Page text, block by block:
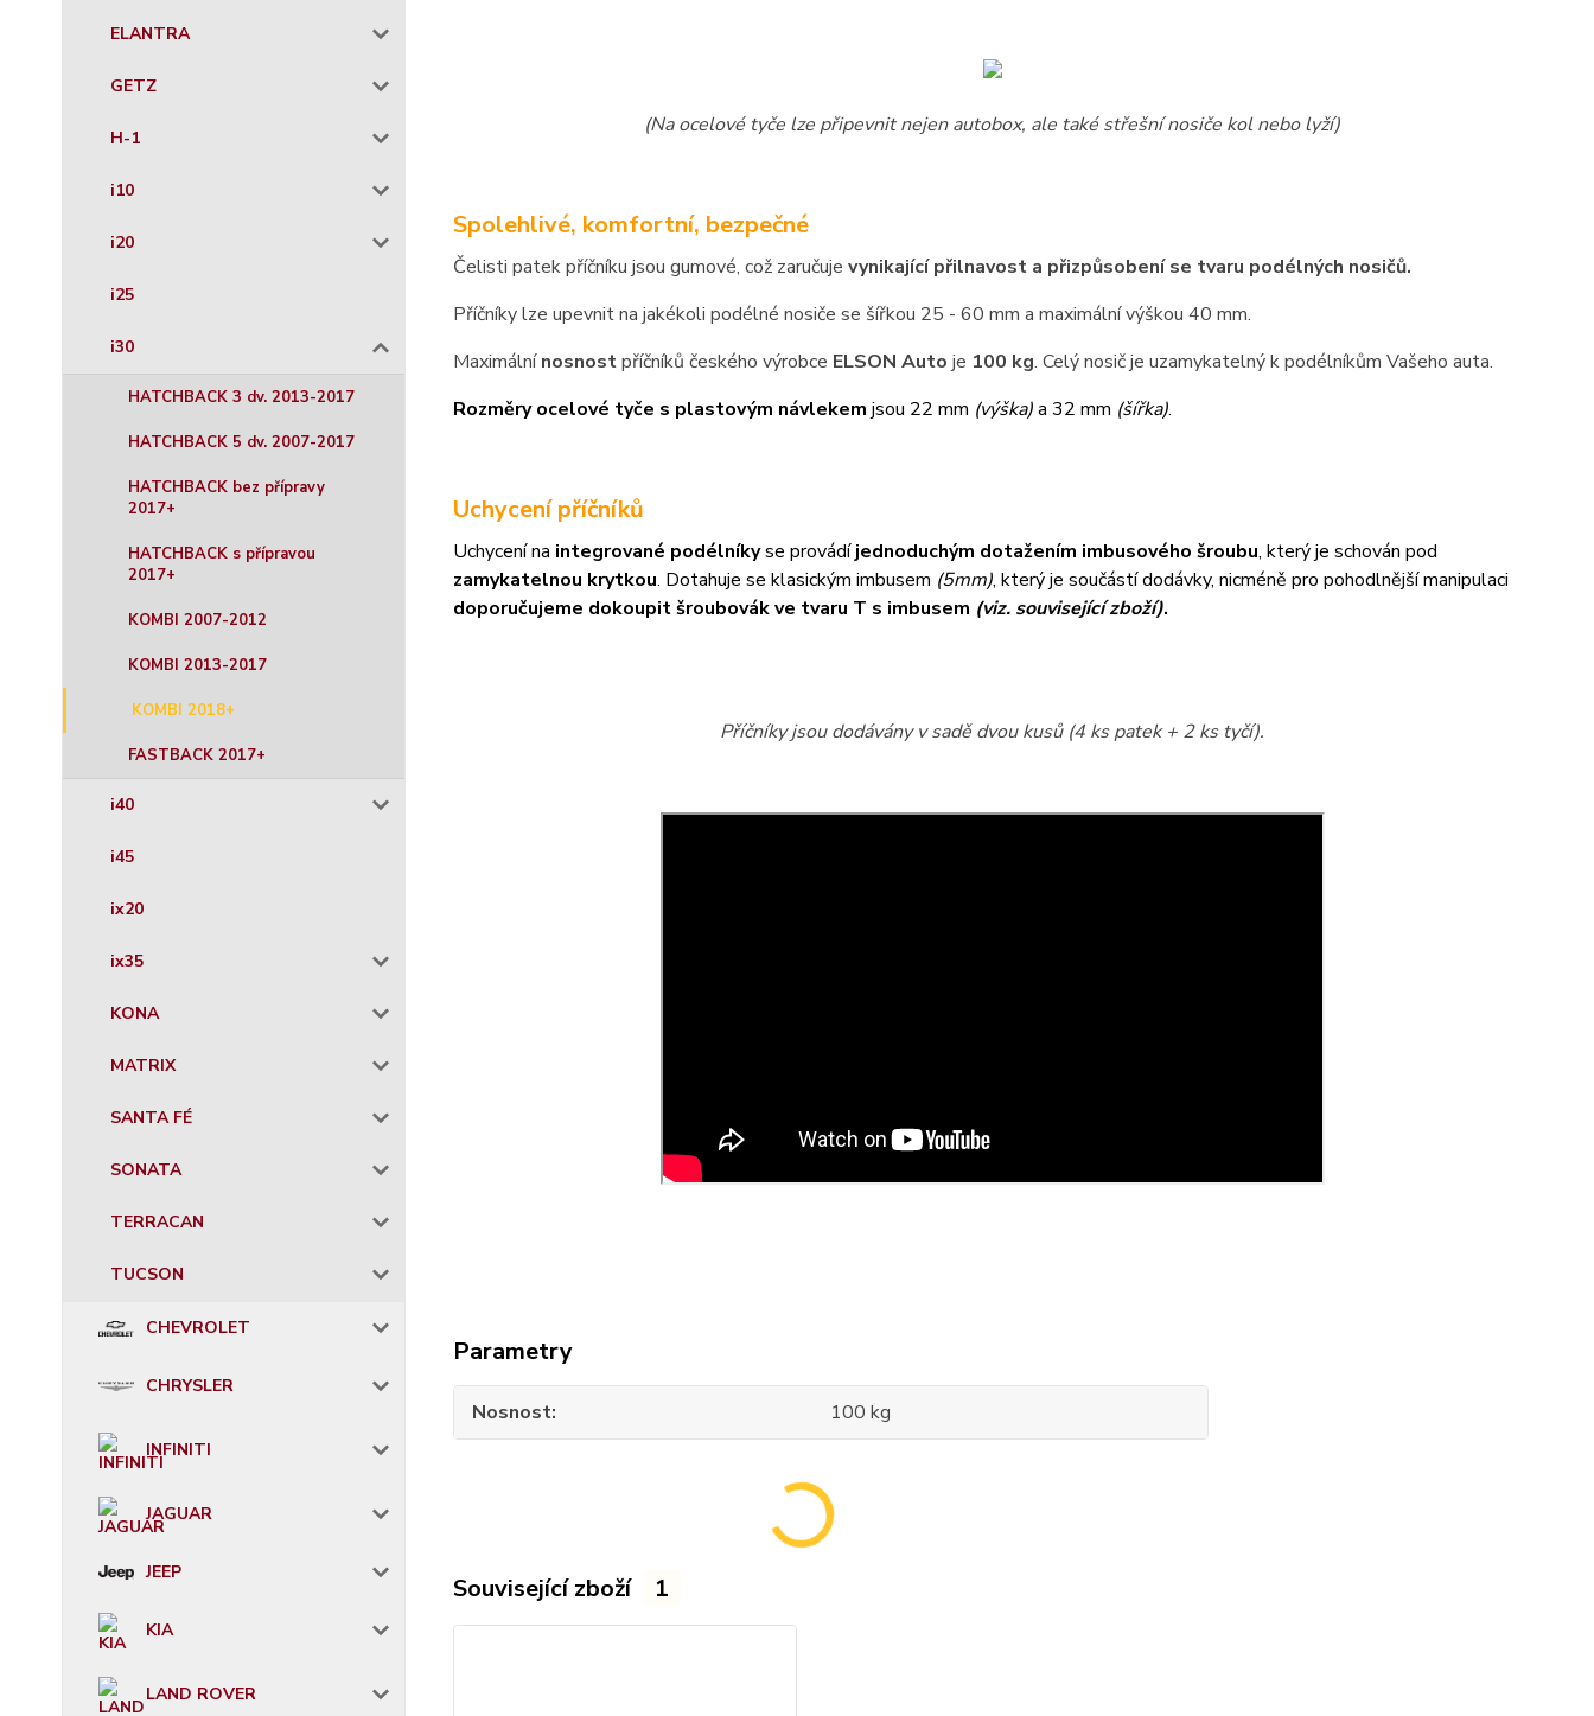
ELANTRA
GETZ
H-1
i10
i20
i25
i30
HATCHBACK 3 dv. 2013-2017
HATCHBACK 5 dv. 2007-2017
HATCHBACK bez přípravy
2017+
HATCHBACK s přípravou
2017+
KOMBI 2007-2012
KOMBI 2013-2017
KOMBI 2018+
FASTBACK 2017+
i40
i45
ix20
ix35
KONA
MATRIX
SANTA FÉ
SONATA
TERRACAN
TUCSON
CHEVROLET
CHRYSLER
INFINITI
JAGUAR
JEEP
KIA
LAND ROVER
(Na ocelové tyče lze připevnit nejen autobox, ale také střešní nosiče kol nebo lyží)
Spolehlivé, komfortní, bezpečné
Čelisti patek příčníku jsou gumové, což zaručuje vynikající přilnavost a přizpůsobení se tvaru podélných nosičů.
Příčníky lze upevnit na jakékoli podélné nosiče se šířkou 25 - 60 mm a maximální výškou 40 mm.
Maximálnínosnostpříčníků českého výrobce ELSON Auto je 100 kg. Celý nosič je uzamykatelný k podélníkům Vašeho auta.
Rozměry ocelové tyče s plastovým návlekem jsou 22 mm (výška)a 32 mm (šířka).
Uchycení příčníků
Uchycení na integrované podélníkyse provádíjednoduchým dotažením imbusového šroubu, který je schován pod
zamykatelnou krytkou. Dotahuje se klasickým imbusem (5mm), který je součástí dodávky, nicméně pro pohodlnější manipulaci
doporučujeme dokoupit šroubovák ve tvaru T s imbusem (viz. související zboží).
Příčníky jsou dodávány v sadě dvou kusů (4 ks patek + 2 ks tyčí).
Parametry
Nosnost 100 kg
Související zboží 1